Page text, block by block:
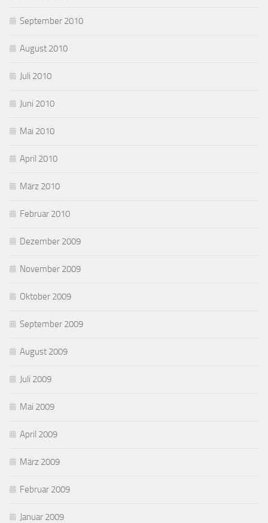
September 2010
August 2010
Juli 2010
Juni 2010
Mai 2010
April 2010
März 2010
Februar 2010
Dezember 2009
November 2009
Oktober 2009
September 2009
August 2009
Juli 2009
Mai 2009
April 2009
März 2009
Februar 2009
Januar 2009